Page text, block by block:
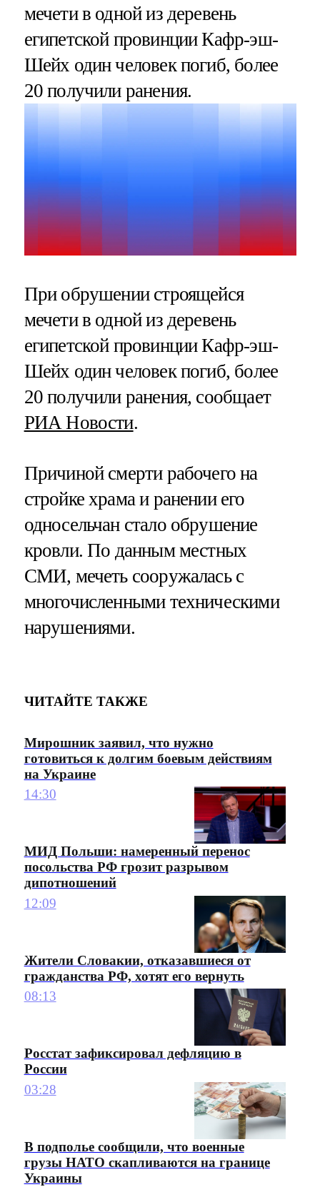
мечети в одной из деревень
египетской провинции Кафр-эш-
Шейх один человек погиб, более
20 получили ранения.
При обрушении строящейся
мечети в одной из деревень
египетской провинции Кафр-эш-
Шейх один человек погиб, более
20 получили ранения, сообщает
РИА Новости.
Причиной смерти рабочего на
стройке храма и ранении его
односельчан стало обрушение
кровли. По данным местных
СМИ, мечеть сооружалась с
многочисленными техническими
нарушениями.
ЧИТАЙТЕ ТАКЖЕ
Мирошник заявил, что нужно
готовиться к долгим боевым действиям
на Украине
14:30
МИД Польши: намеренный перенос
посольства РФ грозит разрывом
дипотношений
12:09
Жители Словакии, отказавшиеся от
гражданства РФ, хотят его вернуть
08:13
Росстат зафиксировал дефляцию в
России
03:28
В подполье сообщили, что военные
грузы НАТО скапливаются на границе
Украины